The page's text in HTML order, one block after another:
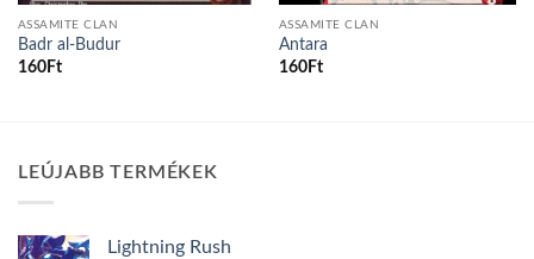
ASSAMITE CLAN
Badr al-Budur
160Ft
ASSAMITE CLAN
Antara
160Ft
LEÚJABB TERMÉKEK
Lightning Rush